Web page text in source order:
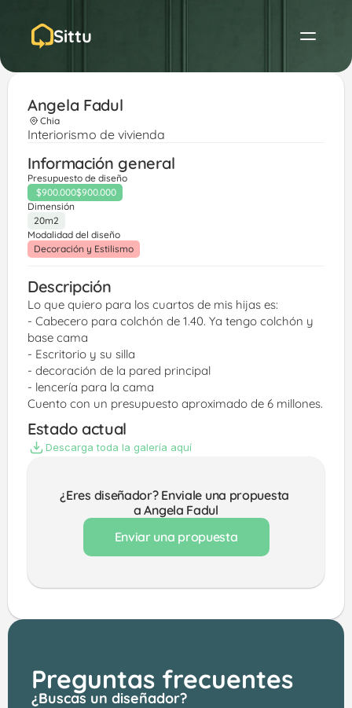
Sittu
Angela Fadul
Chia
Interiorismo de vivienda
Información general
Presupuesto de diseño
$900.000$900.000
Dimensión
20m2
Modalidad del diseño
Decoración y Estilismo
Descripción
Lo que quiero para los cuartos de mis hijas es:
- Cabecero para colchón de 1.40. Ya tengo colchón y
base cama
- ⁠Escritorio y su silla
- ⁠decoración de la pared principal
- ⁠lencería para la cama
Cuento con un presupuesto aproximado de 6 millones.
Estado actual
Descarga toda la galería aquí
¿Eres diseñador? Enviale una propuesta
a Angela Fadul
Enviar una propuesta
Preguntas frecuentes
¿Buscas un diseñador?